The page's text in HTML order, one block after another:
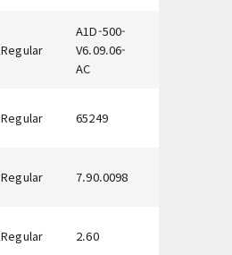
Regular
A1D-500-
V6.09.06-
AC
Regular 65249
Regular 7.90.0098
Regular 2.60